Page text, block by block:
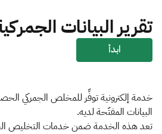
بحث بحث AI
الزكاة الجمارك
ضريبة
الإقرار الضريبي
تقرير البيانات
ابدأ
خدمة إلكترونية توفِّر للمخلص الجمركي
البيانات المفتّحة لديه.
تعد هذه الخدمة ضمن خدمات التخليص